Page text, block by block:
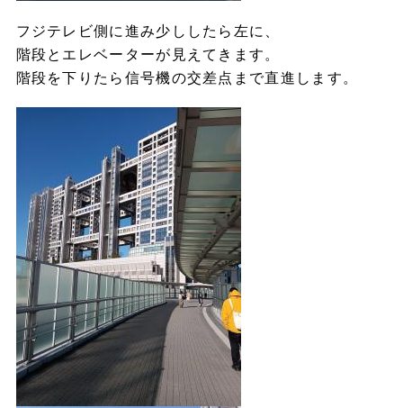
フジテレビ側に進み少ししたら左に、
階段とエレベーターが見えてきます。
階段を下りたら信号機の交差点まで直進します。